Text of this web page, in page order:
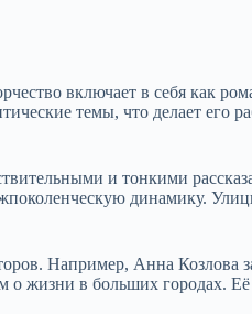
включает в себя как
темы, что делает его
и тонкими
динамику.
Например, Анна Козлова
жизни в больших городах. Её